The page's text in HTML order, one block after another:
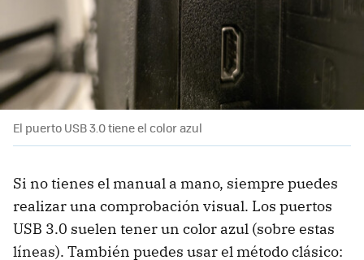
El puerto USB 3.0 tiene el color azul
Si no tienes el manual a mano, siempre puedes
realizar una comprobación visual. Los puertos
USB 3.0 suelen tener un color azul (sobre estas
líneas). También puedes usar el método clásico: